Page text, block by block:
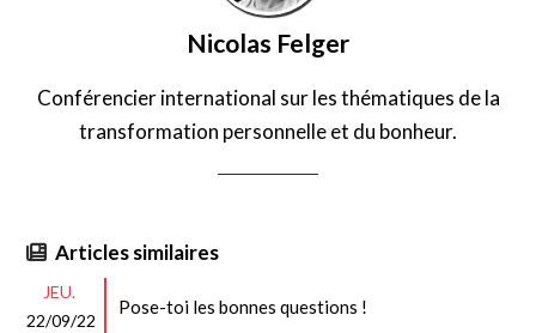
Nicolas Felger
Conférencier international sur les thématiques de la
transformation personnelle et du bonheur.
Articles similaires
JEU.
22/09/22
Pose-toi les bonnes questions !